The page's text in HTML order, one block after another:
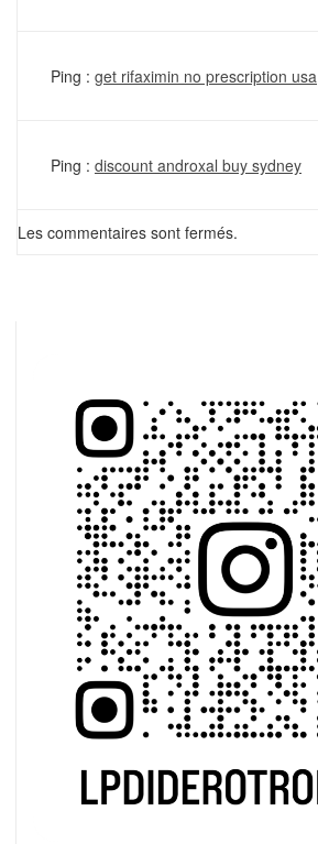
Ping : get rifaximin no prescription usa
Ping : discount androxal buy sydney
Les commentaires sont fermés.